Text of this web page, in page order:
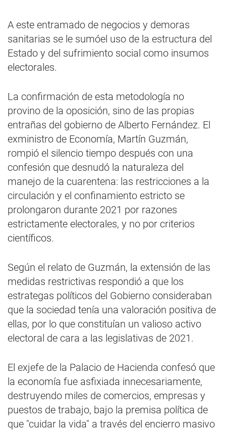
A este entramado de negocios y demoras
sanitarias se le sumóel uso de la estructura del
Estado y del sufrimiento social como insumos
electorales.
La confirmación de esta metodología no
provino de la oposición, sino de las propias
entrañas del gobierno de Alberto Fernández. El
exministro de Economía, Martín Guzmán,
rompió el silencio tiempo después con una
confesión que desnudó la naturaleza del
manejo de la cuarentena: las restricciones a la
circulación y el confinamiento estricto se
prolongaron durante 2021 por razones
estrictamente electorales, y no por criterios
científicos.
Según el relato de Guzmán, la extensión de las
medidas restrictivas respondió a que los
estrategas políticos del Gobierno consideraban
que la sociedad tenía una valoración positiva de
ellas, por lo que constituían un valioso activo
electoral de cara a las legislativas de 2021.
El exjefe de la Palacio de Hacienda confesó que
la economía fue asfixiada innecesariamente,
destruyendo miles de comercios, empresas y
puestos de trabajo, bajo la premisa política de
que "cuidar la vida" a través del encierro masivo